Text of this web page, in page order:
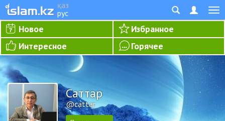
қаз
рус
Новое
Избранное
Интересное
Горячее
Cаттар
@cattar